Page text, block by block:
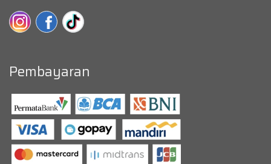
Pembayaran